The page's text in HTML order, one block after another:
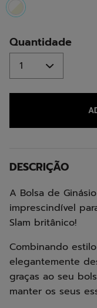
selected
Quantidade
DESCRIÇÃO
A Bolsa de
imprescindível
Slam britânico!
Combinando
elegantemente
graças ao seu
manter os seus